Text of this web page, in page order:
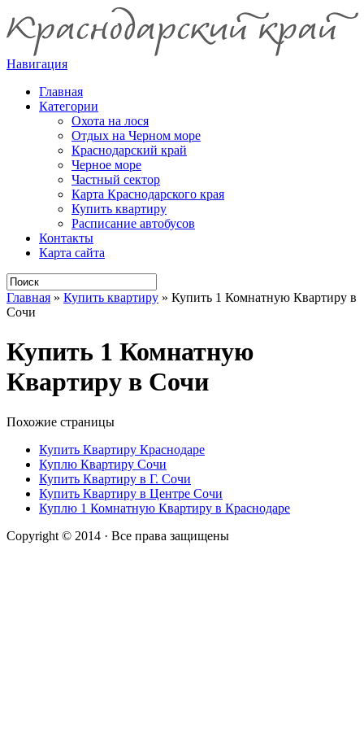
Навигация
Главная
Категории
Охота на лося
Отдых на Черном море
Краснодарский край
Черное море
Частный сектор
Карта Краснодарского края
Купить квартиру
Расписание автобусов
Контакты
Карта сайта
Главная » Купить квартиру » Купить 1 Комнатную Квартиру в
Сочи
Купить 1 Комнатную
Квартиру в Сочи
Похожие страницы
Купить Квартиру Краснодаре
Куплю Квартиру Сочи
Купить Квартиру в Г. Сочи
Купить Квартиру в Центре Сочи
Куплю 1 Комнатную Квартиру в Краснодаре
Copyright © 2014 · Все права защищены